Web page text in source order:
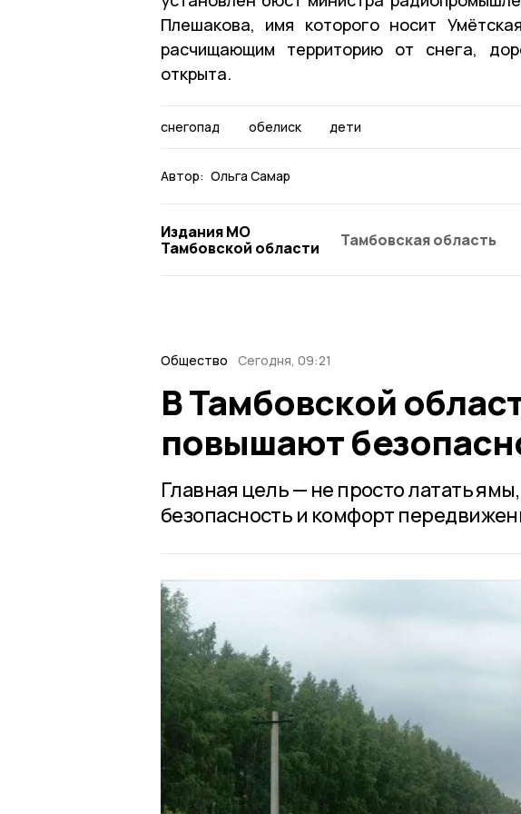
Плешакова, имя которого носит
расчищающим территорию от снега,
открыта.
снегопад обелиск дети
Автор: Ольга Самар
Издания МО
Тамбовской области
Тамбовская область
Общество Сегодня, 09:21
В Тамбовской
повышают
Главная цель — не просто латать
безопасность и комфорт